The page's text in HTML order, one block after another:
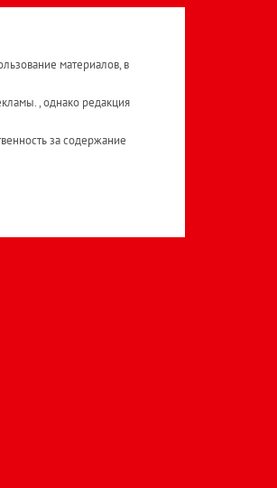
материалов, в
, однако редакция
за содержание